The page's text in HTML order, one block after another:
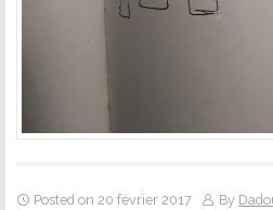
Posted on 20 février 2017 By